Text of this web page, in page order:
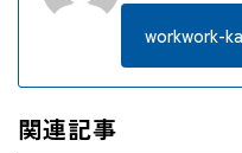
workwork-
関連記事